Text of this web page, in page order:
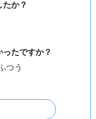
たか？
たですか？
つう